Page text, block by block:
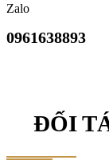
Zalo
0961638893
ĐỐI